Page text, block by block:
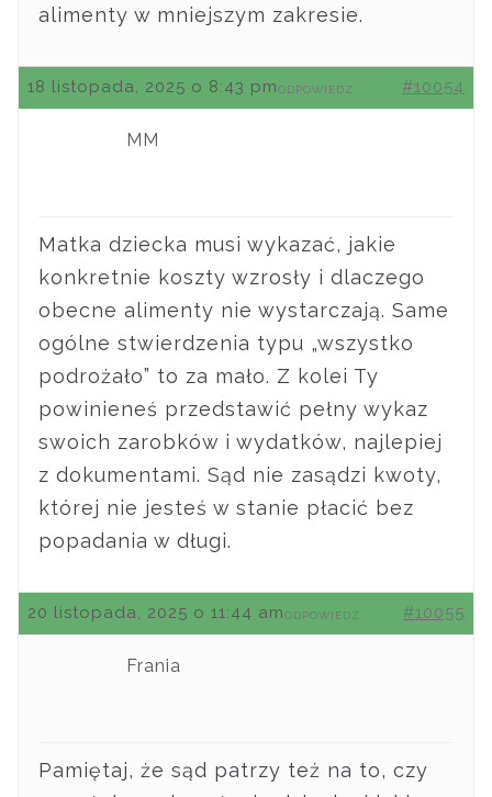
alimenty w mniejszym zakresie.
18 listopada, 2025 o 8:43 pm #10054
ODPOWIEDZ
MM
Matka dziecka musi wykazać, jakie
konkretnie koszty wzrosły i dlaczego
obecne alimenty nie wystarczają. Same
ogólne stwierdzenia typu „wszystko
podrożało” to za mało. Z kolei Ty
powinieneś przedstawić pełny wykaz
swoich zarobków i wydatków, najlepiej
z dokumentami. Sąd nie zasądzi kwoty,
której nie jesteś w stanie płacić bez
popadania w długi.
20 listopada, 2025 o 11:44 am #10055
ODPOWIEDZ
Frania
Pamiętaj, że sąd patrzy też na to, czy